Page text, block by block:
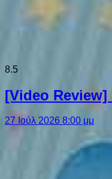
8.5
[Video Review]
27 Ιούλ 2026 8:00 μμ